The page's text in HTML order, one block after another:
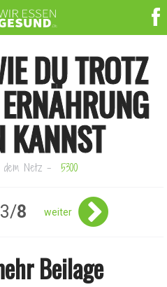
DU TROTZ
KANNST
Netz - 5300
3/8 weiter
Beilage